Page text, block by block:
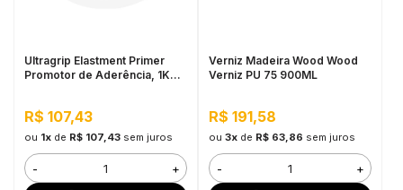
Ultragrip Elastment Primer
Promotor de Aderência, 1KG
R$ 107,43
ou 1xde R$ 107,43 sem juros
- +
Verniz Madeira Wood Wood
Verniz PU 75 900ML
R$ 191,58
ou 3xde R$ 63,86 sem juros
- +